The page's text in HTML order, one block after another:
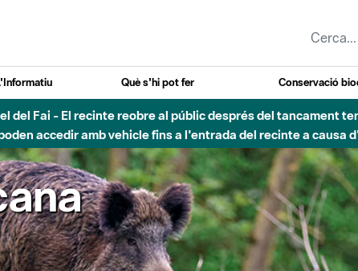
Què s'hi pot fer Conservació
del Fai - El recinte reobre al públic després del tancament
accedir amb vehicle fins a l'entrada del recinte a causa